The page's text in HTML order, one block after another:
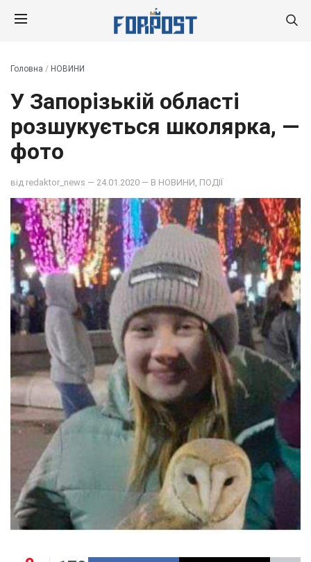
Головна / НОВИНИ
У Запорізькій області
розшукується школярка, —
фото
від redaktor_news — 24.01.2020 — В НОВИНИ ПОДІЇ